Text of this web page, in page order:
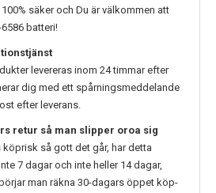
säker och Du är välkommen att
batteri!
levereras inom 24 timmar efter
dig med ett spårningsmeddelande
efter leverans.
retur så man slipper oroa sig
så gott det går, har detta
7 dagar och inte heller 14 dagar,
man räkna 30-dagars öppet köp-